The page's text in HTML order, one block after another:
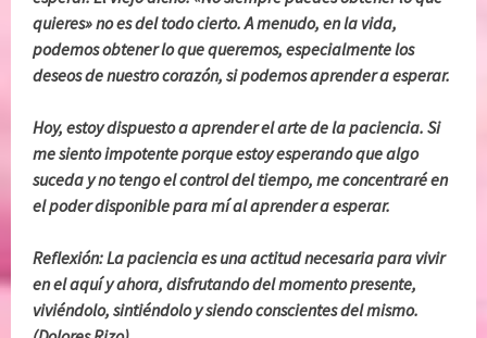
quieres» no es del todo cierto. A menudo, en la vida,
podemos obtener lo que queremos, especialmente los
deseos de nuestro corazón, si podemos aprender a esperar.
Hoy, estoy dispuesto a aprender el arte de la paciencia. Si
me siento impotente porque estoy esperando que algo
suceda y no tengo el control del tiempo, me concentraré en
el poder disponible para mí al aprender a esperar.
Reflexión: La paciencia es una actitud necesaria para vivir
en el aquí y ahora, disfrutando del momento presente,
viviéndolo, sintiéndolo y siendo conscientes del mismo.